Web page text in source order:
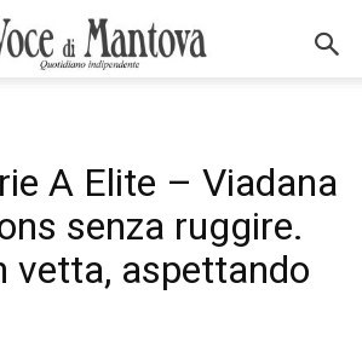
A Elite – Viadana
senza ruggire.
vetta, aspettando